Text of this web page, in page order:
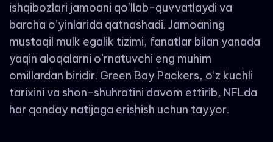
ishqibozlari jamoani qo’llab-quvvatlaydi va
barcha o’yinlarida qatnashadi. Jamoaning
mustaqil mulk egalik tizimi, fanatlar bilan yanada
yaqin aloqalarni o’rnatuvchi eng muhim
omillardan biridir. Green Bay Packers, o’z kuchli
tarixini va shon-shuhratini davom ettirib, NFLda
har qanday natijaga erishish uchun tayyor.